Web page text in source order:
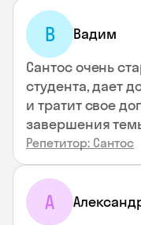
В Вадим
Сантос очень
студента, дает
и тратит свое
завершения
Репетитор: Сантос
А